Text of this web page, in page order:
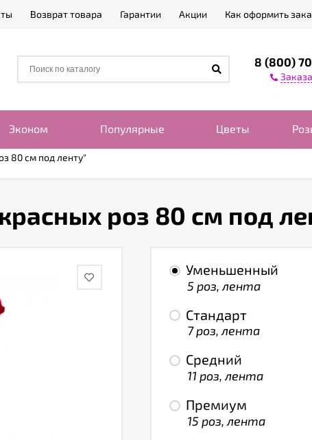
Возврат товара Гарантии Акции Как оформить
8 (800)
Эконом Популярные Цветы
80 см под ленту"
роз 80 см под
Уменьшенный
5 роз, лента
Стандарт
7 роз, лента
Средний
11 роз, лента
Премиум
15 роз, лента